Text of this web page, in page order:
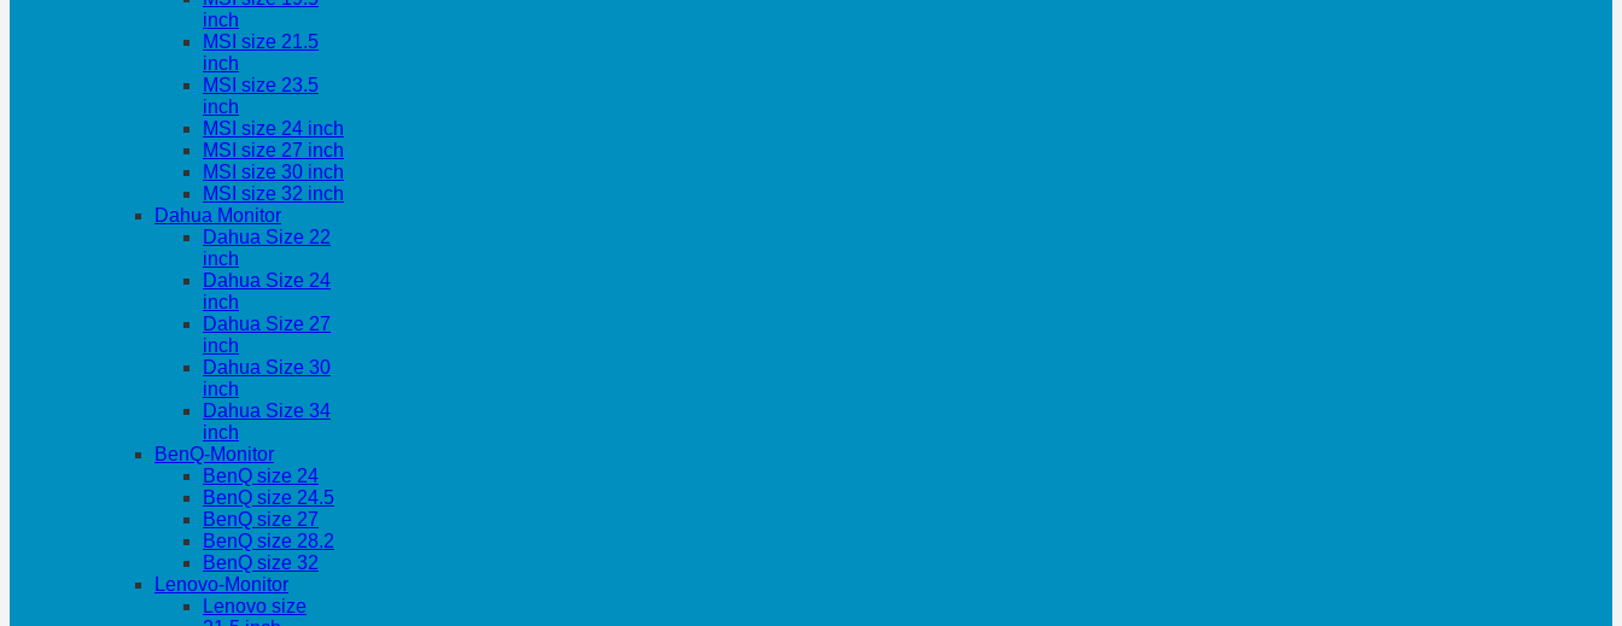
inch
MSI size 21.5
inch
MSI size 23.5
inch
MSI size 24 inch
MSI size 27 inch
MSI size 30 inch
MSI size 32 inch
Dahua Monitor
Dahua Size 22
inch
Dahua Size 24
inch
Dahua Size 27
inch
Dahua Size 30
inch
Dahua Size 34
inch
BenQ-Monitor
BenQ size 24
BenQ size 24.5
BenQ size 27
BenQ size 28.2
BenQ size 32
Lenovo-Monitor
Lenovo size